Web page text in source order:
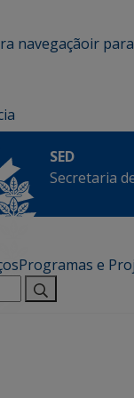
navegaçãoir
SED
Secretaria
Programas e